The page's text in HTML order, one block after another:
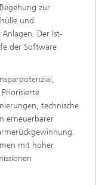
zur
und
Der Ist-
der Software
technische
erneuerbarer
mit hoher